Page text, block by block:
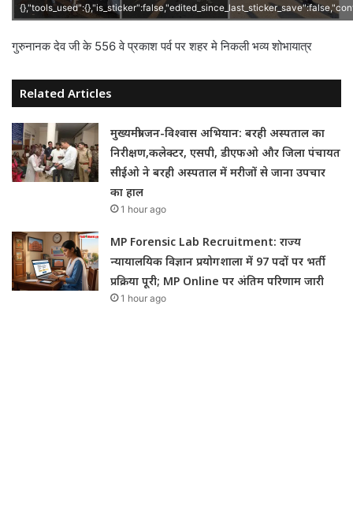
गुरुनानक देव जी के 556 वे प्रकाश पर्व पर शहर मे निकली भव्य शोभायात्र
Related Articles
मुख्यमंत्री जन-विश्वास अभियान: बरही अस्पताल का
निरीक्षण,कलेक्टर, एसपी, डीएफओ और जिला पंचायत
सीईओ ने बरही अस्पताल में मरीजों से जाना उपचार
का हाल
1 hour ago
MP Forensic Lab Recruitment: राज्य
न्यायालयिक विज्ञान प्रयोगशाला में 97 पदों पर भर्ती
प्रक्रिया पूरी; MP Online पर अंतिम परिणाम जारी
1 hour ago